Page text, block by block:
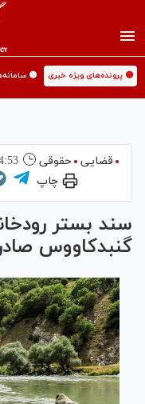
🟡 پرونده‌های ویژه خبری 🟡
قضایی حقوقی
چاپ
سند بستر
گنبدکاووس